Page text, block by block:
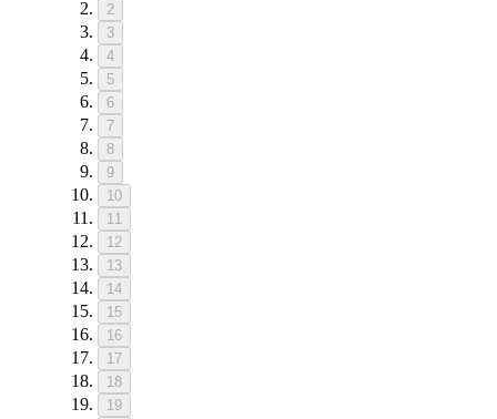
2
3
4
5
6
7
8
9
10
11
12
13
14
15
16
17
18
19